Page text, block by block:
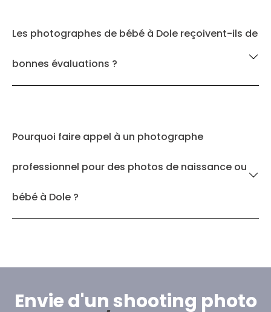
Les photographes de bébé à Dole reçoivent-ils de
bonnes évaluations ?
Pourquoi faire appel à un photographe
professionnel pour des photos de naissance ou
bébé à Dole ?
Envie d'un shooting photo